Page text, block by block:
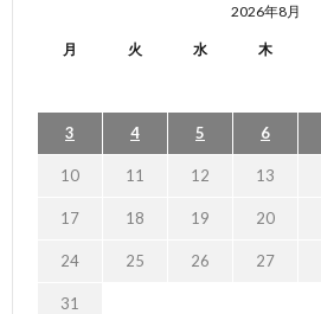
2026年8月
月 火 水 木
3 4 5 6
10 11 12 13
17 18 19 20
24 25 26 27
31